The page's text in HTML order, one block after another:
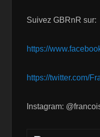
Suivez GBRnR sur:
https://
https://twitter.com/
Instagram: